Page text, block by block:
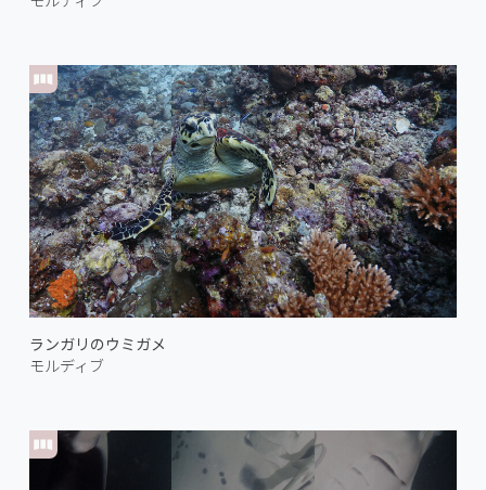
ランガリのウミガメ
モルディブ